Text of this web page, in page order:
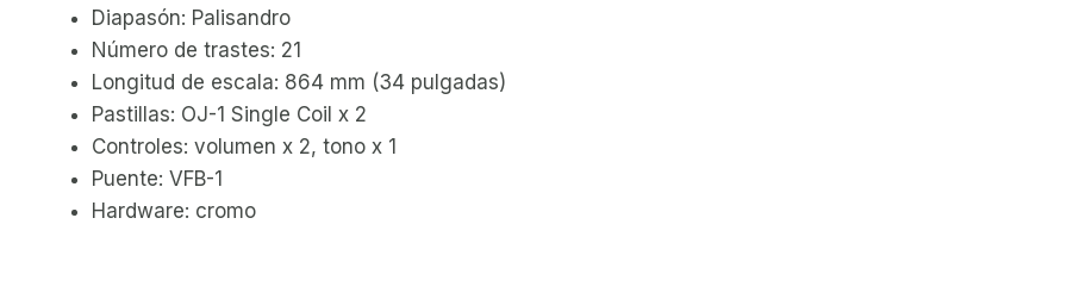
Diapasón: Palisandro
Número de trastes: 21
Longitud de escala: 864 mm (34 pulgadas)
Pastillas: OJ-1 Single Coil x 2
Controles: volumen x 2, tono x 1
Puente: VFB-1
Hardware: cromo